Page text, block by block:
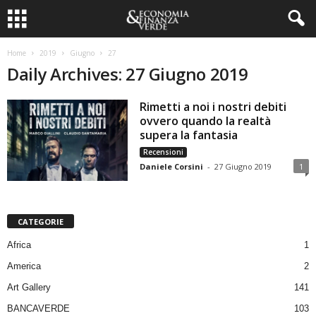
Home 2019 Giugno 27
Daily Archives: 27 Giugno 2019
Rimetti a noi i nostri debiti
ovvero quando la realtà
supera la fantasia
Recensioni
Daniele Corsini - 27 Giugno 2019 1
CATEGORIE
Africa
1
America
2
Art Gallery
141
BANCAVERDE
103